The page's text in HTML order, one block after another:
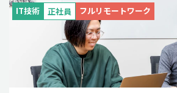
IT技術 正社員 フルリモートワーク